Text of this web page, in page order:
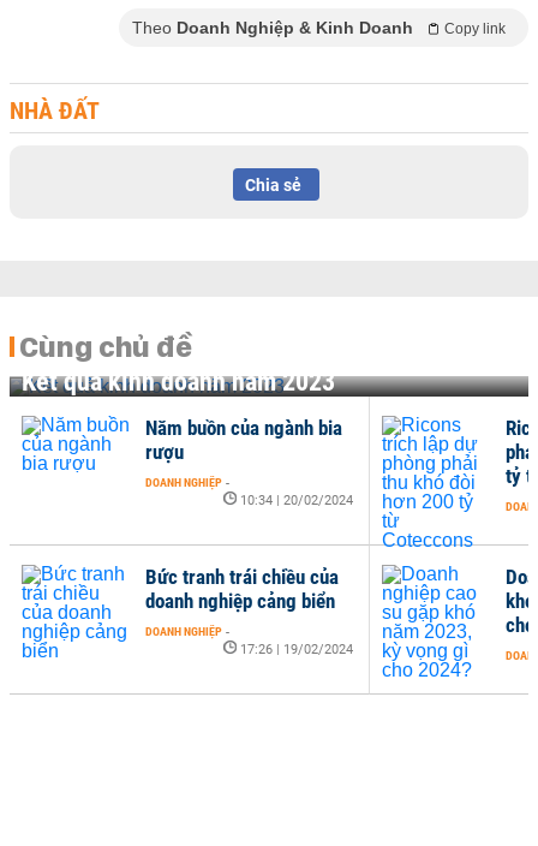
Theo Doanh Nghiệp & Kinh Doanh Copy link
NHÀ ĐẤT
Chia sẻ
Cùng chủ đề
Kết quả kinh doanh năm 2023
Năm buồn của ngành bia
rượu
DOANH NGHIỆP -
10:34 | 20/02/2024
Bức tranh trái chiều của
doanh nghiệp cảng biển
DOANH NGHIỆP -
17:26 | 19/02/2024
tỷ